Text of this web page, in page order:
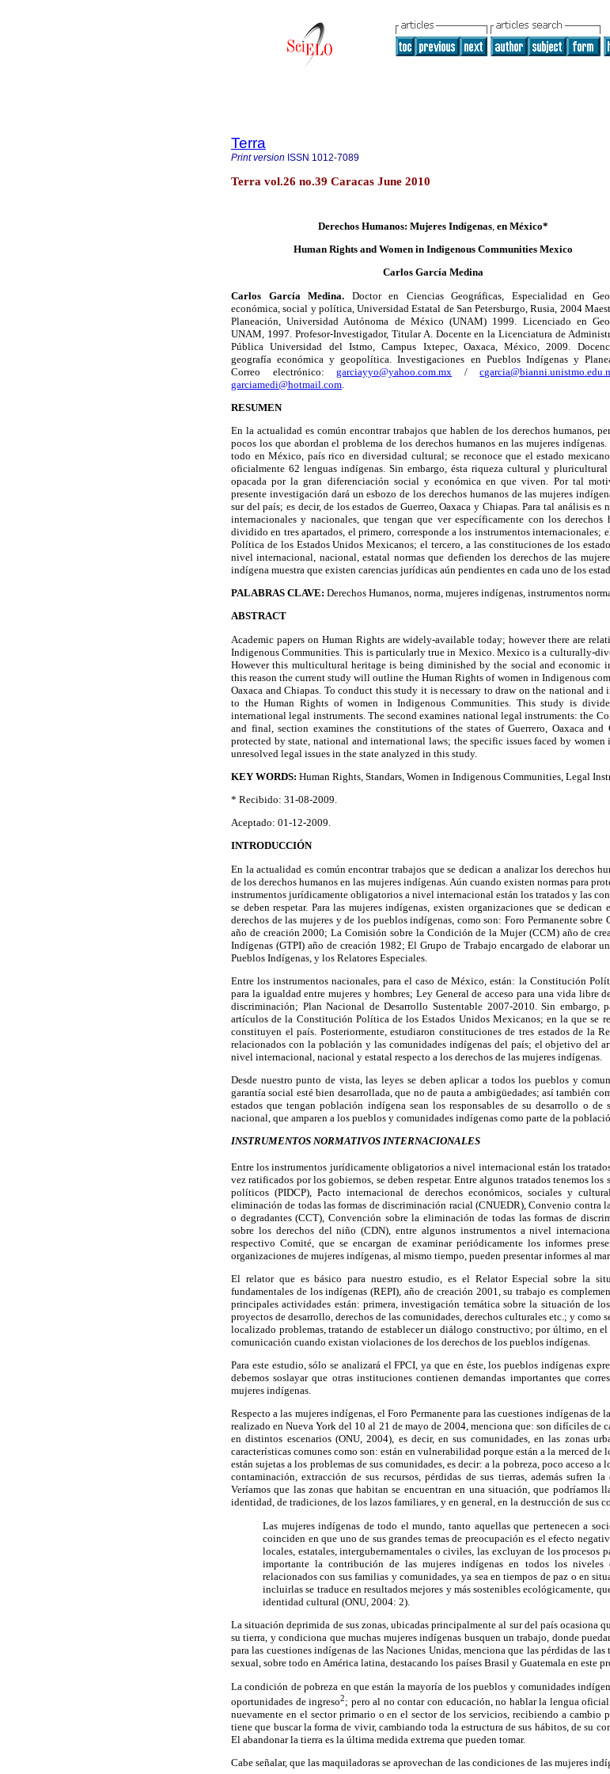
Terra
Print version ISSN 1012-7089
Terra vol.26 no.39 Caracas June 2010
Derechos Humanos: Mujeres Indígenas, en México*
Human Rights and Women in Indigenous Communities Mexico
Carlos García Medina
Carlos García Medina. Doctor en Ciencias Geográficas, Especialidad en
económica, social y política, Universidad Estatal de San Petersburgo, Rusia, 2004
Planeación, Universidad Autónoma de México (UNAM) 1999. Licenciado en
UNAM, 1997. Profesor-Investigador, Titular A. Docente en la Licenciatura de
Pública Universidad del Istmo, Campus Ixtepec, Oaxaca, México, 2009.
geografía económica y geopolítica. Investigaciones en Pueblos Indígenas y
Correo electrónico:garciayyo@yahoo.com.mx /
garciamedi@hotmail.com
RESUMEN
En la actualidad es común encontrar trabajos que hablen de los derechos humanos,
pocos los que abordan el problema de los derechos humanos en las mujeres indígenas.
todo en México, país rico en diversidad cultural; se reconoce que el estado
oficialmente 62 lenguas indígenas. Sin embargo, ésta riqueza cultural y pluricultural
opacada por la gran diferenciación social y económica en que viven. Por tal
presente investigación dará un esbozo de los derechos humanos de las mujeres
sur del país; es decir, de los estados de Guerreo, Oaxaca y Chiapas. Para tal análisis
internacionales y nacionales, que tengan que ver específicamente con los
dividido en tres apartados, el primero, corresponde a los instrumentos internacionales;
Política de los Estados Unidos Mexicanos; el tercero, a las constituciones de los
nivel internacional, nacional, estatal normas que defienden los derechos de las
indígena muestra que existen carencias jurídicas aún pendientes en cada uno de los
PALABRAS CLAVE: Derechos Humanos, norma, mujeres indígenas, instrumentos
ABSTRACT
Academic papers on Human Rights are widely-available today; however there are
Indigenous Communities. This is particularly true in Mexico. Mexico is a culturally-
However this multicultural heritage is being diminished by the social and economic
this reason the current study will outline the Human Rights of women in Indigenous
Oaxaca and Chiapas. To conduct this study it is necessary to draw on the national
to the Human Rights of women in Indigenous Communities. This study is
international legal instruments. The second examines national legal instruments: the
and final, section examines the constitutions of the states of Guerrero, Oaxaca
protected by state, national and international laws; the specific issues faced by
unresolved legal issues in the state analyzed in this study.
KEY WORDS: Human Rights, Standars, Women in Indigenous Communities, Legal
* Recibido: 31-08-2009.
Aceptado: 01-12-2009.
INTRODUCCIÓN
En la actualidad es común encontrar trabajos que se dedican a analizar los derechos
de los derechos humanos en las mujeres indígenas. Aún cuando existen normas para
instrumentos jurídicamente obligatorios a nivel internacional están los tratados y las
se deben respetar. Para las mujeres indígenas, existen organizaciones que se
derechos de las mujeres y de los pueblos indígenas, como son: Foro Permanente
año de creación 2000; La Comisión sobre la Condición de la Mujer (CCM) año de
Indígenas (GTPI) año de creación 1982; El Grupo de Trabajo encargado de elaborar
Pueblos Indígenas, y los Relatores Especiales.
Entre los instrumentos nacionales, para el caso de México, están: la Constitución
para la igualdad entre mujeres y hombres; Ley General de acceso para una vida libre
discriminación; Plan Nacional de Desarrollo Sustentable 2007-2010. Sin embargo,
artículos de la Constitución Política de los Estados Unidos Mexicanos; en la que se
constituyen el país. Posteriormente, estudiaron constituciones de tres estados de la
relacionados con la población y las comunidades indígenas del país; el objetivo del
nivel internacional, nacional y estatal respecto a los derechos de las mujeres indígenas.
Desde nuestro punto de vista, las leyes se deben aplicar a todos los pueblos y
garantía social esté bien desarrollada, que no de pauta a ambigüedades; así también
estados que tengan población indígena sean los responsables de su desarrollo o
nacional, que amparen a los pueblos y comunidades indígenas como parte de la
INSTRUMENTOS NORMATIVOS INTERNACIONALES
Entre los instrumentos jurídicamente obligatorios a nivel internacional están los
vez ratificados por los gobiernos, se deben respetar. Entre algunos tratados tenemos
políticos (PIDCP), Pacto internacional de derechos económicos, sociales y
eliminación de todas las formas de discriminación racial (CNUEDR), Convenio contra
o degradantes (CCT), Convención sobre la eliminación de todas las formas de
sobre los derechos del niño (CDN), entre algunos instrumentos a nivel
respectivo Comité, que se encargan de examinar periódicamente los informes
organizaciones de mujeres indígenas, al mismo tiempo, pueden presentar informes al
El relator que es básico para nuestro estudio, es el Relator Especial sobre la
fundamentales de los indígenas (REPI), año de creación 2001, su trabajo es
principales actividades están: primera, investigación temática sobre la situación de
proyectos de desarrollo, derechos de las comunidades, derechos culturales etc.; y como
localizado problemas, tratando de establecer un diálogo constructivo; por último, en
comunicación cuando existan violaciones de los derechos de los pueblos indígenas.
Para este estudio, sólo se analizará el FPCI, ya que en éste, los pueblos indígenas
debemos soslayar que otras instituciones contienen demandas importantes que
mujeres indígenas.
Respecto a las mujeres indígenas, el Foro Permanente para las cuestiones indígenas de
realizado en Nueva York del 10 al 21 de mayo de 2004, menciona que: son difíciles de
en distintos escenarios (ONU, 2004), es decir, en sus comunidades, en las zonas
características comunes como son: están en vulnerabilidad porque están a la merced
están sujetas a los problemas de sus comunidades, es decir: a la pobreza, poco acceso
contaminación, extracción de sus recursos, pérdidas de sus tierras, además sufren
Veríamos que las zonas que habitan se encuentran en una situación, que podríamos
identidad, de tradiciones, de los lazos familiares, y en general, en la destrucción de sus
Las mujeres indígenas de todo el mundo, tanto aquellas que pertenecen a
coinciden en que uno de sus grandes temas de preocupación es el efecto
locales, estatales, intergubernamentales o civiles, las excluyan de los procesos
importante la contribución de las mujeres indígenas en todos los
relacionados con sus familias y comunidades, ya sea en tiempos de paz o en
incluirlas se traduce en resultados mejores y más sostenibles ecológicamente,
identidad cultural (ONU, 2004: 2).
La situación deprimida de sus zonas, ubicadas principalmente al sur del país ocasiona
su tierra, y condiciona que muchas mujeres indígenas busquen un trabajo, donde
para las cuestiones indígenas de las Naciones Unidas, menciona que las pérdidas de
sexual, sobre todo en América latina, destacando los países Brasil y Guatemala en este
La condición de pobreza en que están la mayoría de los pueblos y comunidades
oportunidades de ingreso2; pero al no contar con educación, no hablar la lengua
nuevamente en el sector primario o en el sector de los servicios, recibiendo a cambio
tiene que buscar la forma de vivir, cambiando toda la estructura de sus hábitos, de su
El abandonar la tierra es la última medida extrema que pueden tomar.
Cabe señalar, que las maquiladoras se aprovechan de las condiciones de las mujeres